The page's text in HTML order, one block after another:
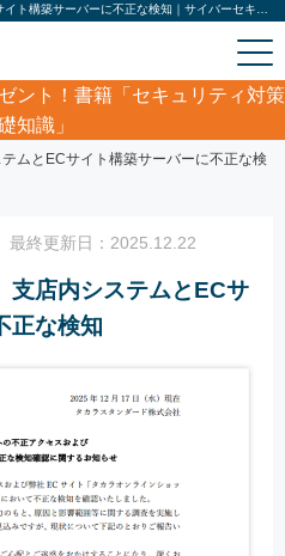
ント！書籍「セキュリティ対策
知識」
・情報漏洩ニュース
ムとECサイト構築サーバーに不正な検
終更新日：2025.12.22
支店内システムとECサ
正な検知